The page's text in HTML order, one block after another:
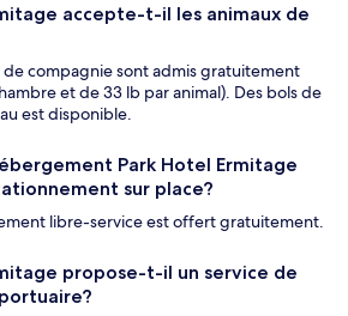
accepte-t-il les animaux de
de compagnie sont admis gratuitement
et de 33 lb par animal). Des bols de
est disponible.
Park Hotel Ermitage
sur place?
libre-service est offert gratuitement.
propose-t-il un service de